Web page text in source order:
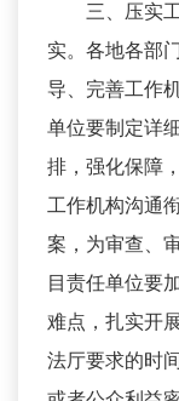
三、压实工
实。各地各部
导、完善工作
单位要制定详
排，强化保障
工作机构沟通
案，为审查、
目责任单位要
难点，扎实开
法厅要求的时